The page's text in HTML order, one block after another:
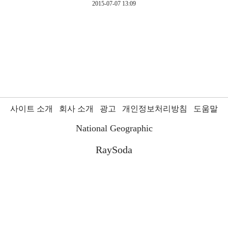
2015-07-07 13:09
사이트 소개 회사 소개 광고 개인정보처리방침 도움말
National Geographic
RaySoda